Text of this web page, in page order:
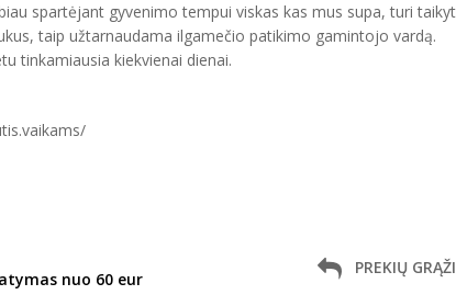
spartėjant gyvenimo tempui viskas kas mus supa, turi
taip užtarnaudama ilgamečio patikimo gamintojo vardą.
tinkamiausia kiekvienai dienai.
nuo 60 eur
PREKIŲ